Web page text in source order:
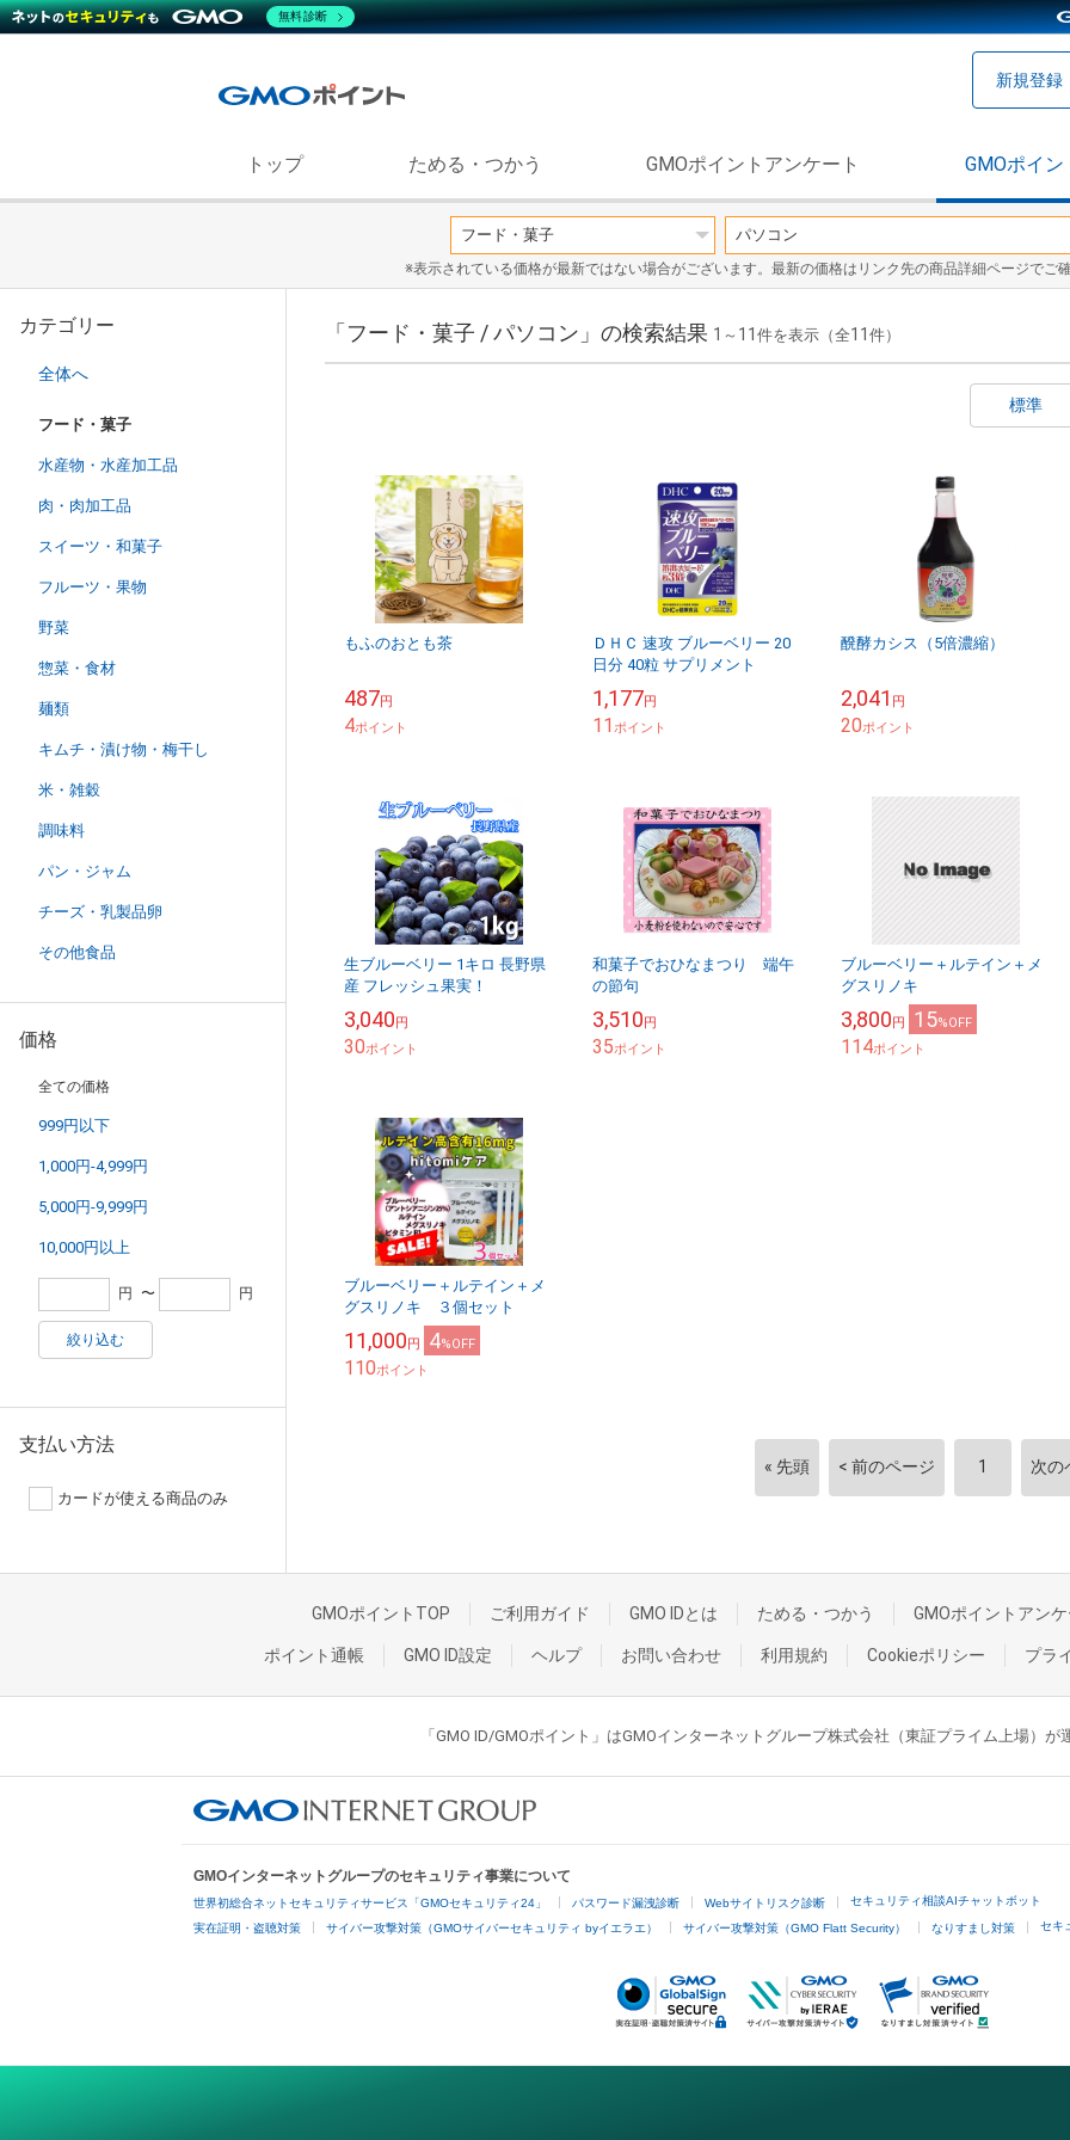
新規登録
トップ ためる・つかう GMOポイントアンケート GMOポイ
※表示されている価格が最新ではない場合がございます。最新の価格はリンク先の商品詳細ページでご
カテゴリー
全体へ
フード・菓子
水産物・水産加工品
肉・肉加工品
スイーツ・和菓子
フルーツ・果物
野菜
惣菜・食材
麺類
キムチ・漬け物・梅干し
米・雑穀
調味料
パン・ジャム
チーズ・乳製品卵
その他食品
価格
全ての価格
999円以下
1,000円-4,999円
5,000円-9,999円
10,000円以上
円 〜 円
絞り込む
支払い方法
カードが使える商品のみ
「フード・菓子 / パソコン」の検索結果 1 ～ 11 件を表示（全11 件）
標準
もふのおとも茶
487円
4ポイント
ＤＨＣ 速攻 ブルーベリー 20
日分 40粒 サプリメント
1,177円
11ポイント
醗酵カシス（5倍濃縮）
2,041 円
20ポイント
生ブルーベリー 1キロ 長野県
産 フレッシュ果実！
3,040円
30ポイント
和菓子でおひなまつり 端午
の節句
3,510円
35ポイント
ブルーベリー＋ルテイン＋メ
グスリノキ
3,800円 15%OFF
114ポイント
ブルーベリー＋ルテイン＋メ
グスリノキ ３個セット
11,000円 4%OFF
110ポイント
« 先頭 < 前のページ 1 次の
GMOポイントTOP ご利用ガイド GMO IDとは ためる・つかう GMOポイントアンケ
ポイント通帳 GMO ID設定 ヘルプ お問い合わせ 利用規約 Cookieポリシー プラ
「GMO ID/GMOポイント」はGMOインターネットグループ株式会社（東証プライム上場）が
GMOインターネットグループのセキュリティ事業について
世界初総合ネットセキュリティサービス「GMOセキュリティ24」 パスワード漏洩診断 Webサイトリスク診断 セキュリティ相談AIチャットボット
実在証明・盗聴対策 サイバー攻撃対策（GMOサイバーセキュリティ byイエラエ） サイバー攻撃対策（GMO Flatt Security） なりすまし対策 セキ
無料診断